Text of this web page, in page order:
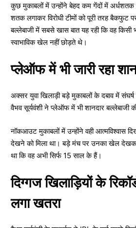
कुछ मुकाबलों में उन्होंने बेहद कम गेंदों में अर्धशतक
शतक लगाकर विरोधी टीमों को पूरी तरह बैकफुट
बल्लेबाजी में सबसे खास बात यह रही कि वह किसी
स्वाभाविक खेल नहीं छोड़ते थे।
प्लेऑफ में भी जारी रहा
अक्सर युवा खिलाड़ी बड़े मुकाबलों के दबाव में
वैभव सूर्यवंशी ने प्लेऑफ में भी शानदार बल्लेबाजी
नॉकआउट मुकाबलों में उन्होंने वही आत्मविश्वास
देखने को मिला था। बड़े मंच पर उनका खेल
था कि वह अभी सिर्फ 15 साल के हैं।
दिग्गज खिलाड़ियों के
लगा खतरा